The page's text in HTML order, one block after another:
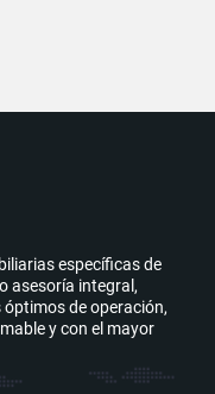
específicas de
asesoría integral,
de operación,
y con el mayor